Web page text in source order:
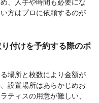
方はプロに依頼するのが
付けを予約する際のポ
場所と枚数により金額が
設置場所はあらかじめお
ティスの用意が難しい、